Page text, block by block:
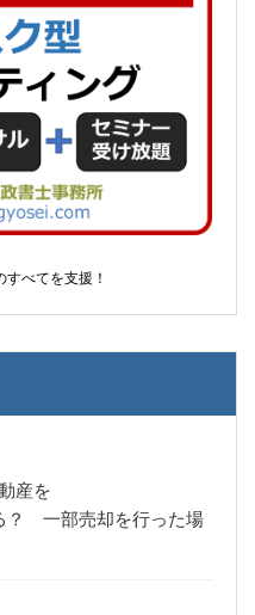
べてを支援！
産を
？ 一部売却を行った場